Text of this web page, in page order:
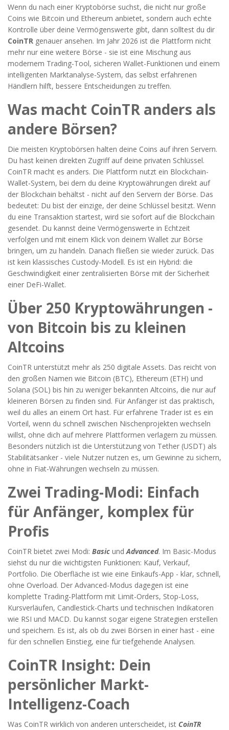
Wenn du nach einer Kryptobörse suchst, die nicht nur große
Coins wie Bitcoin und Ethereum anbietet, sondern auch echte
Kontrolle über deine Vermögenswerte gibt, dann solltest du dir
CoinTR genauer ansehen. Im Jahr 2026 ist die Plattform nicht
mehr nur eine weitere Börse - sie ist eine Mischung aus
modernem Trading-Tool, sicheren Wallet-Funktionen und einem
intelligenten Marktanalyse-System, das selbst erfahrenen
Händlern hilft, bessere Entscheidungen zu treffen.
Was macht CoinTR anders als
andere Börsen?
Die meisten Kryptobörsen halten deine Coins auf ihren Servern.
Du hast keinen direkten Zugriff auf deine privaten Schlüssel.
CoinTR macht es anders. Die Plattform nutzt ein Blockchain-
Wallet-System, bei dem du deine Kryptowährungen direkt auf
der Blockchain behältst - nicht auf den Servern der Börse. Das
bedeutet: Du bist der einzige, der deine Schlüssel besitzt. Wenn
du eine Transaktion startest, wird sie sofort auf die Blockchain
gesendet. Du kannst deine Vermögenswerte in Echtzeit
verfolgen und mit einem Klick von deinem Wallet zur Börse
bringen, um zu handeln. Danach fließen sie wieder zurück. Das
ist kein klassisches Custody-Modell. Es ist ein Hybrid: die
Geschwindigkeit einer zentralisierten Börse mit der Sicherheit
einer DeFi-Wallet.
Über 250 Kryptowährungen -
von Bitcoin bis zu kleinen
Altcoins
CoinTR unterstützt mehr als 250 digitale Assets. Das reicht von
den großen Namen wie Bitcoin (BTC), Ethereum (ETH) und
Solana (SOL) bis hin zu weniger bekannten Altcoins, die nur auf
kleineren Börsen zu finden sind. Für Anfänger ist das praktisch,
weil du alles an einem Ort hast. Für erfahrene Trader ist es ein
Vorteil, wenn du schnell zwischen Nischenprojekten wechseln
willst, ohne dich auf mehrere Plattformen verlagern zu müssen.
Besonders nützlich ist die Unterstützung von Tether (USDT) als
Stabilitätsanker - viele Nutzer nutzen es, um Gewinne zu sichern,
ohne in Fiat-Währungen wechseln zu müssen.
Zwei Trading-Modi: Einfach
für Anfänger, komplex für
Profis
CoinTR bietet zwei Modi: Basic undAdvanced. Im Basic-Modus
siehst du nur die wichtigsten Funktionen: Kauf, Verkauf,
Portfolio. Die Oberfläche ist wie eine Einkaufs-App - klar, schnell,
ohne Overload. Der Advanced-Modus dagegen ist eine
komplette Trading-Plattform mit Limit-Orders, Stop-Loss,
Kursverläufen, Candlestick-Charts und technischen Indikatoren
wie RSI und MACD. Du kannst sogar eigene Strategien erstellen
und speichern. Es ist, als ob du zwei Börsen in einer hast - eine
für den schnellen Einstieg, eine für tiefgehende Analysen.
CoinTR Insight: Dein
persönlicher Markt-
Intelligenz-Coach
Was CoinTR wirklich von anderen unterscheidet, ist CoinTR